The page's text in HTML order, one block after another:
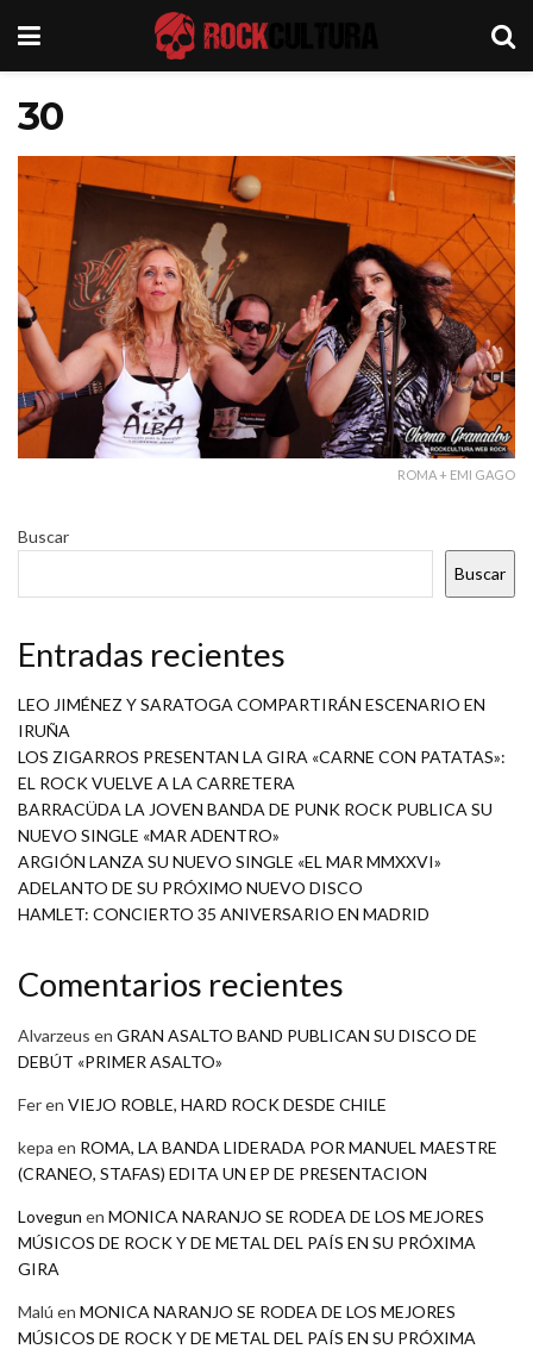
30
ROMA + EMI GAGO
Buscar
Buscar
Entradas recientes
LEO JIMÉNEZ Y SARATOGA COMPARTIRÁN ESCENARIO EN
IRUÑA
LOS ZIGARROS PRESENTAN LA GIRA «CARNE CON PATATAS»:
EL ROCK VUELVE A LA CARRETERA
BARRACÜDA LA JOVEN BANDA DE PUNK ROCK PUBLICA SU
NUEVO SINGLE «MAR ADENTRO»
ARGIÓN LANZA SU NUEVO SINGLE «EL MAR MMXXVI»
ADELANTO DE SU PRÓXIMO NUEVO DISCO
HAMLET: CONCIERTO 35 ANIVERSARIO EN MADRID
Comentarios recientes
Alvarzeus en GRAN ASALTO BAND PUBLICAN SU DISCO DE
DEBÚT «PRIMER ASALTO»
Feren VIEJO ROBLE, HARD ROCK DESDE CHILE
kepa en ROMA, LA BANDA LIDERADA POR MANUEL MAESTRE
(CRANEO, STAFAS) EDITA UN EP DE PRESENTACION
Lovegun en MONICA NARANJO SE RODEA DE LOS MEJORES
MÚSICOS DE ROCK Y DE METAL DEL PAÍS EN SU PRÓXIMA
GIRA
Malú en MONICA NARANJO SE RODEA DE LOS MEJORES
MÚSICOS DE ROCK Y DE METAL DEL PAÍS EN SU PRÓXIMA